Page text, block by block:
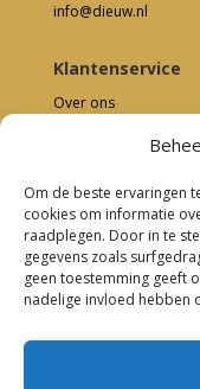
Om de beste ervaringen
cookies om informatie
raadplegen. Door in te
gegevens zoals
geen toestemming geeft
nadelige invloed hebben
info@dieuw.nl
Klantenservice
Over ons
Algemene
Herroepingsrecht
Cookiebeleid
Privacybeleid
Meten = weten